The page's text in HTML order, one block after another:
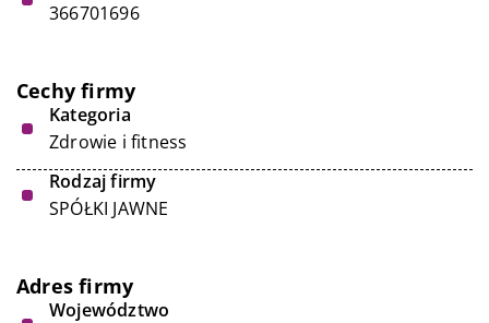
366701696
Cechy firmy
Kategoria
Zdrowie i fitness
Rodzaj firmy
SPÓŁKI JAWNE
Adres firmy
Województwo